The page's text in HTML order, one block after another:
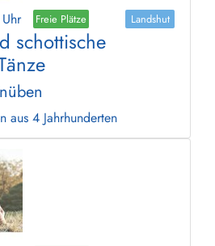
Freie Plätze Landshut
schottische
aus 4 Jahrhunderten